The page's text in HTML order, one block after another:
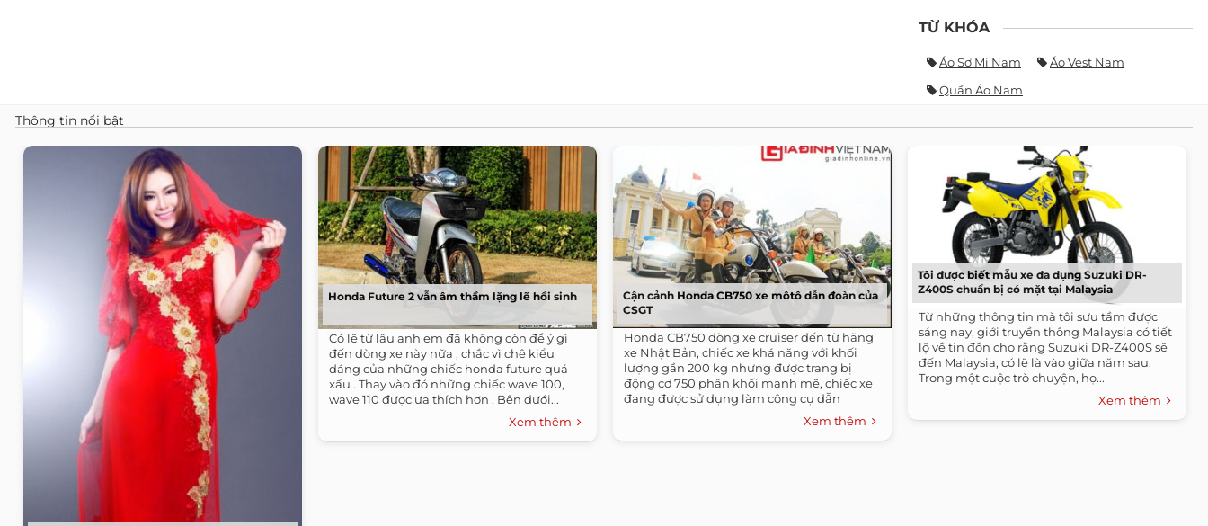
TỪ KHÓA
Áo Sơ Mi Nam
Áo Vest Nam
Quần Áo Nam
Thông tin nổi bật
Honda Future 2 vẫn âm thầm lặng lẽ hồi sinh
Có lẽ từ lâu anh em đã không còn để ý gì
đến dòng xe này nữa , chắc vì chê kiểu
dáng của những chiếc honda future quá
xấu . Thay vào đó những chiếc wave 100,
wave 110 được ưa thích hơn . Bên dưới...
Xem thêm
Cận cảnh Honda CB750 xe môtô dẫn đoàn của
CSGT
Honda CB750 dòng xe cruiser đến từ hãng
xe Nhật Bản, chiếc xe khá năng với khối
lượng gần 200 kg nhưng được trang bị
động cơ 750 phân khối mạnh mẽ, chiếc xe
đang được sử dụng làm công cụ dẫn
Xem thêm
Tôi được biết mẫu xe đa dụng Suzuki DR-
Z400S chuẩn bị có mặt tại Malaysia
Từ những thông tin mà tôi sưu tầm được
sáng nay, giới truyền thông Malaysia có tiết
lộ về tin đồn cho rằng Suzuki DR-Z400S sẽ
đến Malaysia, có lẽ là vào giữa năm sau.
Trong một cuộc trò chuyện, họ...
Xem thêm